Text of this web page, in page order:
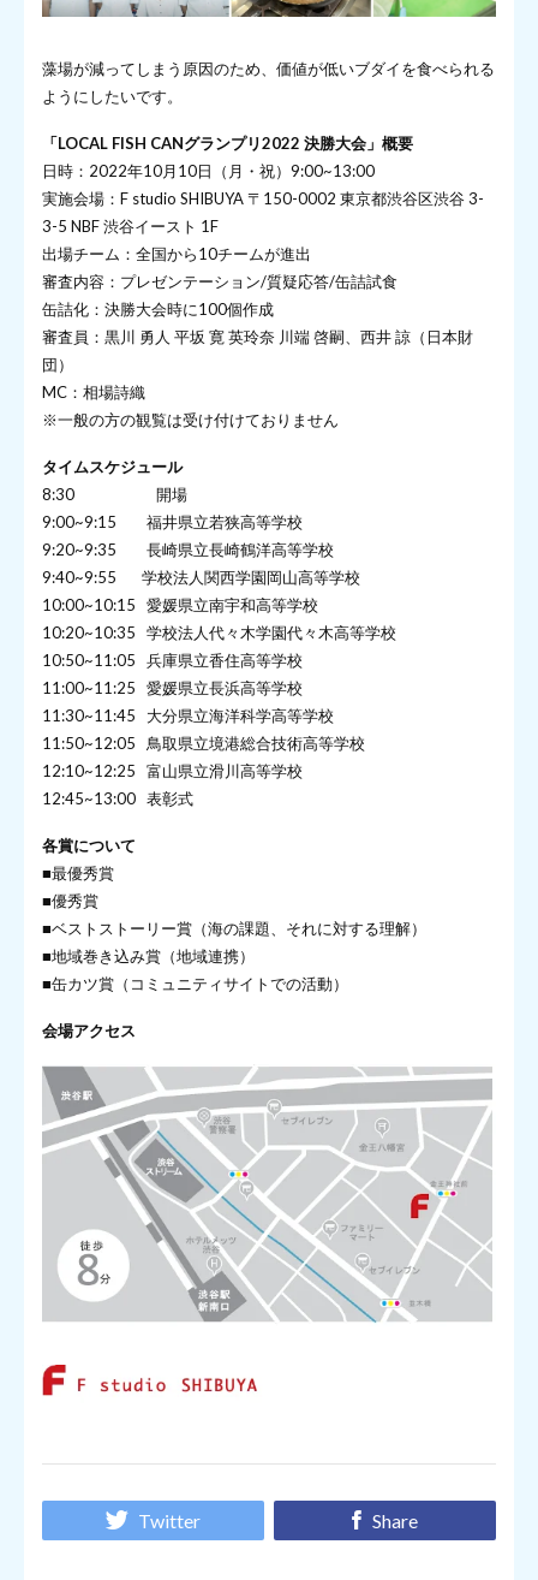
藻場が減ってしまう原因のため、価値が低いブダイを食べられる
ようにしたいです。
「LOCAL FISH CANグランプリ2022 決勝大会」概要
日時：2022年10月10日（月・祝）9:00~13:00
実施会場：F studio SHIBUYA 〒150-0002 東京都渋谷区渋谷 3-
3-5 NBF 渋谷イースト 1F
出場チーム：全国から10チームが進出
審査内容：プレゼンテーション/質疑応答/缶詰試食
缶詰化：決勝大会時に100個作成
審査員：黒川 勇人 平坂 寛 英玲奈 川端 啓嗣、西井 諒（日本財
団）
MC：相場詩織
※一般の方の観覧は受け付けておりません
タイムスケジュール
8:30 開場
9:00~9:15 福井県立若狭高等学校
9:20~9:35 長崎県立長崎鶴洋高等学校
9:40~9:55 学校法人関西学園岡山高等学校
10:00~10:15 愛媛県立南宇和高等学校
10:20~10:35 学校法人代々木学園代々木高等学校
10:50~11:05 兵庫県立香住高等学校
11:00~11:25 愛媛県立長浜高等学校
11:30~11:45 大分県立海洋科学高等学校
11:50~12:05 鳥取県立境港総合技術高等学校
12:10~12:25 富山県立滑川高等学校
12:45~13:00 表彰式
各賞について
■最優秀賞
■優秀賞
■ベストストーリー賞（海の課題、それに対する理解）
■地域巻き込み賞（地域連携）
■缶カツ賞（コミュニティサイトでの活動）
会場アクセス
Twitter Share